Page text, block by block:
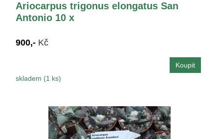
Ariocarpus trigonus elongatus San
Antonio 10 x
900,- Kč
skladem (1 ks)